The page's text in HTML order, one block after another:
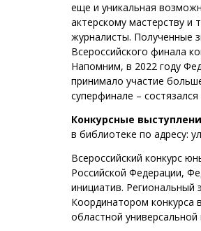
еще и уникальная
актерскому мастерству и
журналисты. Полученные
Всероссийского финала
Напомним, в 2022 году
принимало участие
суперфинале –
Конкурсные
в библиотеке по адресу:
Всероссийский конкурс
Российской Федерации,
инициатив. Региональный
Координатором конкурса
областной